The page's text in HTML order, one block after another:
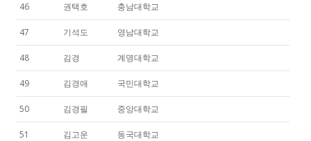
46 권택호 충남대학교
47 기석도 영남대학교
48 김경 계명대학교
49 김경애 국민대학교
50 김경필 중앙대학교
51 김고운 동국대학교